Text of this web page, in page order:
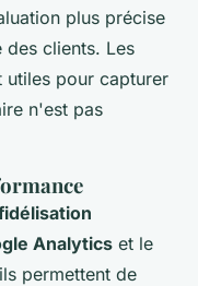
plus précise
clients. Les
utiles pour capturer
n'est pas
Analytics et le
permettent de